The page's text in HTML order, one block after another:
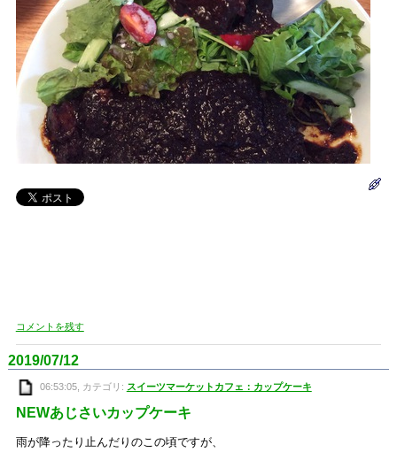
コメントを残す
2019/07/12
06:53:05, カテゴリ: スイーツマーケットカフェ：カップケーキ
NEWあじさいカップケーキ
雨が降ったり止んだりのこの頃ですが、